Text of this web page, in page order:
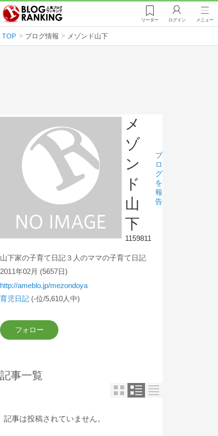
リーダー ログイン メニュー
TOP ブログ情報 メゾンド山下
メ
ゾ
ン
ド
山
下
1159811
ブ
ロ
グ
を
報
告
山下家の子育て日記３人のママの子育て日記
2011年02月 (5657日)
http://ameblo.jp/mezondoya
育児日記 (-位/5,610人中)
記事一覧
記事は投稿されていません。